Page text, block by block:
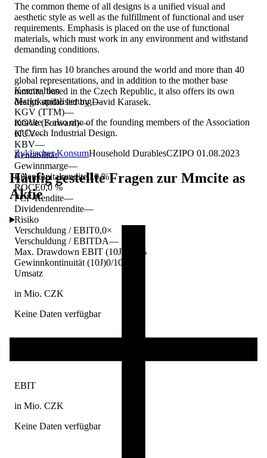
Kennzahlen
Marktkapitalisierung—
KGV (TTM)—
KGVe (Forward)—
KUV—
KBV—
Rentabilität
Gewinnmarge—
Eigenkapitalrendite0,0 %
ROCE0,0 %
FCF-Rendite—
Dividendenrendite—
Risiko
Verschuldung / EBIT0,0×
Verschuldung / EBITDA—
Max. Drawdown EBIT (10J)
0,0 %
Gewinnkontinuität (10J)0/10 Jahre
Umsatz
in Mio. CZK
Keine Daten verfügbar
EBIT
in Mio. CZK
Keine Daten verfügbar
The common theme of all designs is a unified visual and
aesthetic style as well as the fulfillment of functional and user
requirements. Emphasis is placed on the use of functional
materials, which must work in any environment and withstand
demanding conditions.
The firm has 10 branches around the world and more than 40
global representations, and in addition to the mother base
mmcite, based in the Czech Republic, it also offers its own
design studio led by David Karasek.
mmcite is also one of the founding members of the Association
of Czech Industrial Design.
Zyklischer KonsumHousehold DurablesCZIPO 01.08.2023
Häufig gestellte Fragen zur Mmcite as
Aktie